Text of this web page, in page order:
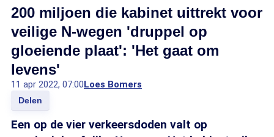
200 miljoen die kabinet uittrekt voor
veilige N-wegen 'druppel op
gloeiende plaat': 'Het gaat om
levens'
11 apr 2022, 07:00Loes Bomers
Delen
Een op de vier verkeersdoden valt op